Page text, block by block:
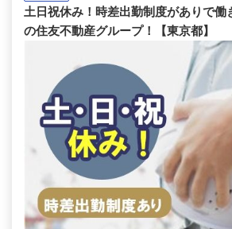
土日祝休み！時差出勤制度がありで働
の住友不動産グループ！【東京都】